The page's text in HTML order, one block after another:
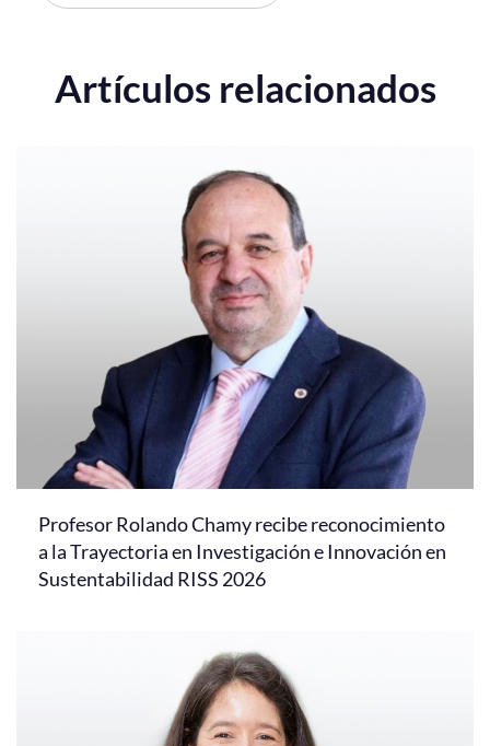
Artículos relacionados
Profesor Rolando Chamy recibe reconocimiento
a la Trayectoria en Investigación e Innovación en
Sustentabilidad RISS 2026